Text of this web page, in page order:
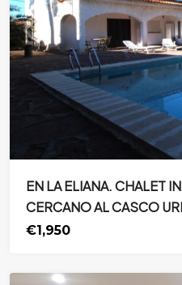
EN LA ELIANA. CHALET
CERCANO AL CASCO
€1,950